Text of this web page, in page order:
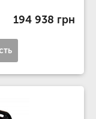
194 938 грн